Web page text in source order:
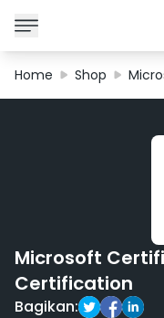
Shop
Home Shop
Microsoft
Certification
Bagikan: